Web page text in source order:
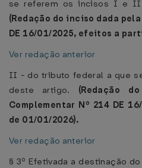
se referem os incisos I e
(Redação do inciso dada
DE 16/01/2025, efeitos a
Ver redação anterior
II - do tributo federal a que
deste artigo. (Redação
Complementar Nº 214 DE
de 01/01/2026).
Ver redação anterior
§ 3º Efetivada a destinação